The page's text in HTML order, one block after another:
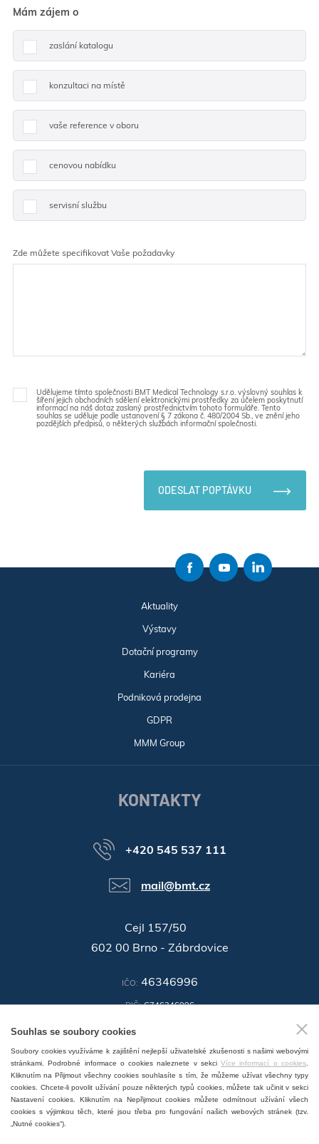
Mám zájem o
zaslání katalogu
konzultaci na místě
vaše reference v oboru
cenovou nabídku
servisní službu
Zde můžete specifikovat Vaše požadavky
Udělujeme tímto společnosti BMT Medical Technology s.r.o. výslovný souhlas k
šíření jejich obchodních sdělení elektronickými prostředky za účelem poskytnutí
informací na náš dotaz zaslaný prostřednictvím tohoto formuláře. Tento
souhlas se uděluje podle ustanovení § 7 zákona č. 480/2004 Sb., ve znění jeho
pozdějších předpisů, o některých službách informační společnosti.
ODESLAT POPTÁVKU
Aktuality
Výstavy
Dotační programy
Kariéra
Podniková prodejna
GDPR
MMM Group
KONTAKTY
+420 545 537 111
mail@bmt.cz
Cejl 157/50
602 00 Brno - Zábrdovice
IČO: 46346996
DIČ: CZ46346996
GPS: 49°11'55.196"N, 16°37'19.559"E
Souhlas se soubory cookies
Soubory cookies využíváme k zajištění nejlepší uživatelské zkušenosti s našimi webovými
stránkami. Podrobné informace o cookies naleznete v sekciVíce informací o cookies
Kliknutím na Přijmout všechny cookies souhlasíte s tím, že můžeme užívat všechny typy
cookies. Chcete-li povolit užívání pouze některých typů cookies, můžete tak učinit v sekci
Nastavení cookies. Kliknutím na Nepřijmout cookies můžete odmítnout užívání všech
cookies s výjimkou těch, které jsou třeba pro fungování našich webových stránek (tzv.
„Nutné cookies“).